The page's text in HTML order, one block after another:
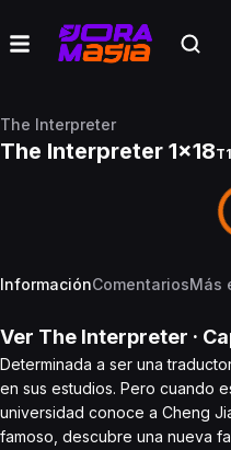
The Interpreter
The Interpreter 1x18
InformaciónComentariosMás
Ver The Interpreter ·
Determinada a ser una
en sus estudios. Pero cuando
universidad conoce a Cheng
famoso, descubre una nueva